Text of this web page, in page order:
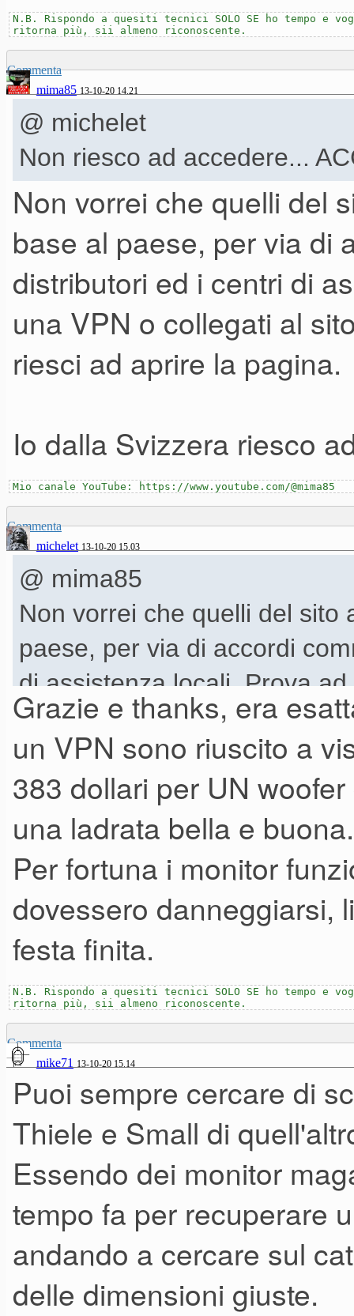
N.B. Rispondo a quesiti tecnici SOLO SE ho tempo e
ritorna più, sii almeno riconoscente.
Commenta
mima85 13-10-20 14.21
@ michelet
Non riesco ad accedere...
Non vorrei che quelli del
base al paese, per via di
distributori ed i centri di
una VPN o collegati al
riesci ad aprire la pagina.
Io dalla Svizzera riesco
Mio canale YouTube: https://www.youtube.com/@mima85
Commenta
michelet 13-10-20 15.03
@ mima85
Non vorrei che quelli del sito
paese, per via di accordi
di assistenza locali. Prova
attraversoun proxye vedi se
Io dalla Svizzera riesco ad
Grazie e thanks, era
un VPN sono riuscito a
383 dollari per UN
una ladrata bella e buona.
Per fortuna i monitor
dovessero danneggiarsi,
festa finita.
N.B. Rispondo a quesiti tecnici SOLO SE ho tempo e
ritorna più, sii almeno riconoscente.
Commenta
mike71 13-10-20 15.14
Puoi sempre cercare di
Thiele e Small di
Essendo dei monitor
tempo fa per recuperare
andando a cercare sul
delle dimensioni giuste.